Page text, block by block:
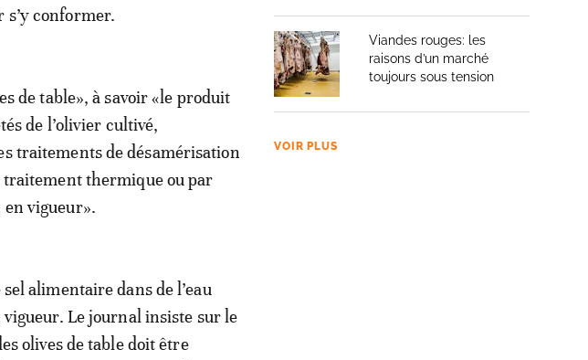
s’y conformer.
de table», à savoir «le produit
de l’olivier cultivé,
traitements de désamérisation
thermique ou par
vigueur».
alimentaire dans de l’eau
Le journal insiste sur le
olives de table doit être
Viandes rouges: les
raisons d’un marché
toujours sous tension
VOIR PLUS